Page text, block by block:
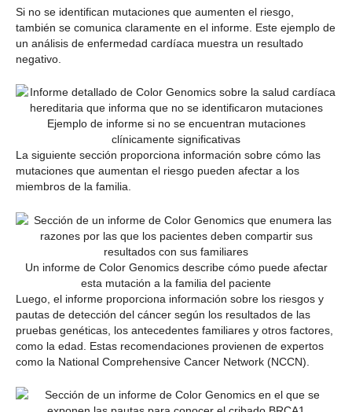
Si no se identifican mutaciones que aumenten el riesgo,
también se comunica claramente en el informe. Este ejemplo de
un análisis de enfermedad cardíaca muestra un resultado
negativo.
Ejemplo de informe si no se encuentran mutaciones
clínicamente significativas
La siguiente sección proporciona información sobre cómo las
mutaciones que aumentan el riesgo pueden afectar a los
miembros de la familia.
Un informe de Color Genomics describe cómo puede afectar
esta mutación a la familia del paciente
Luego, el informe proporciona información sobre los riesgos y
pautas de detección del cáncer según los resultados de las
pruebas genéticas, los antecedentes familiares y otros factores,
como la edad. Estas recomendaciones provienen de expertos
como la National Comprehensive Cancer Network (NCCN).